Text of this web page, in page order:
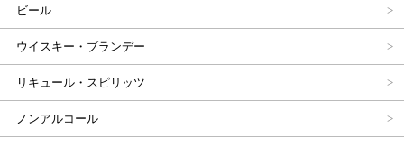
ビール
ウイスキー・ブランデー
リキュール・スピリッツ
ノンアルコール